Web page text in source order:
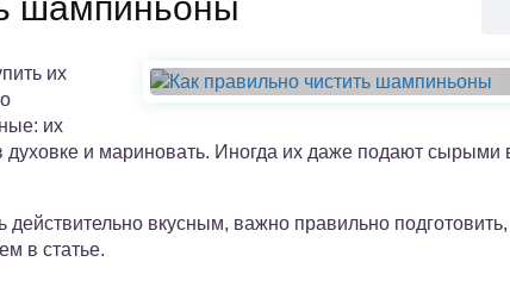
их
их
духовке и мариновать. Иногда их даже подают сырыми
вкусным, важно правильно
в статье.